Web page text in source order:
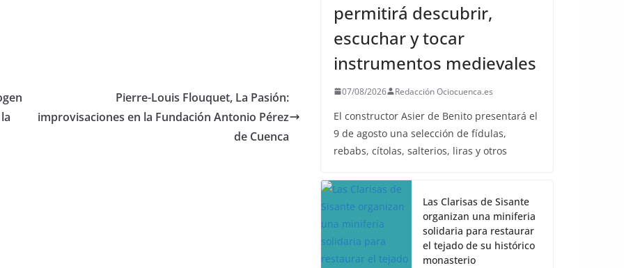
Pierre-Louis Flouquet, La Pasión:
improvisaciones en la Fundación Antonio Pérez
de Cuenca
permitirá descubrir,
escuchar y tocar
instrumentos medievales
07/08/2026 Redacción Ociocuenca.es
El constructor Asier de Benito presentará el
9 de agosto una selección de fídulas,
rebabs, cítolas, salterios, liras y otros
Las Clarisas de Sisante
organizan una miniferia
solidaria para restaurar
el tejado de su histórico
monasterio